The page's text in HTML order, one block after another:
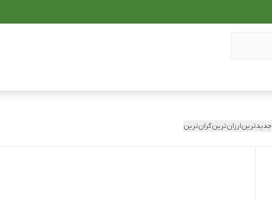
جدیدترینارزان‌ترینگران‌ترین